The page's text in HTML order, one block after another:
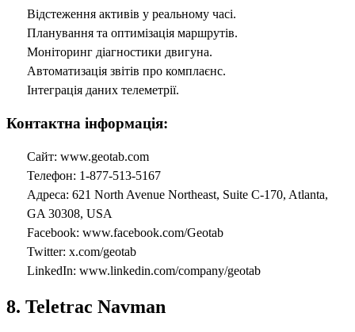
Відстеження активів у реальному часі.
Планування та оптимізація маршрутів.
Моніторинг діагностики двигуна.
Автоматизація звітів про комплаєнс.
Інтеграція даних телеметрії.
Контактна інформація:
Сайт: www.geotab.com
Телефон: 1-877-513-5167
Адреса: 621 North Avenue Northeast, Suite C-170, Atlanta,
GA 30308, USA
Facebook: www.facebook.com/Geotab
Twitter: x.com/geotab
LinkedIn: www.linkedin.com/company/geotab
8. Teletrac Navman